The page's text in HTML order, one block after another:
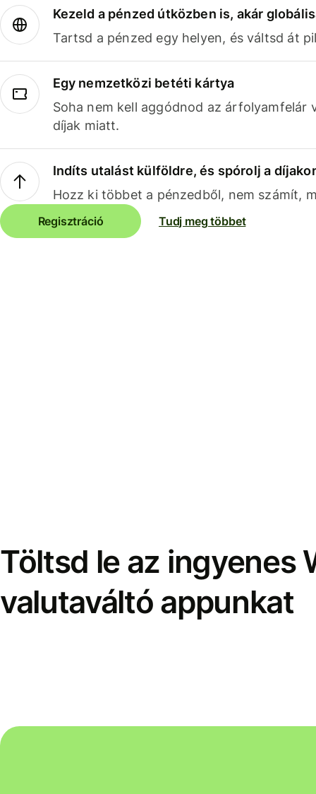
Kezeld a pénzed útközben is, akár
Tartsd a pénzed egy helyen, és váltsd át
Egy nemzetközi betéti kártya
Soha nem kell aggódnod az árfolyamfelár
díjak miatt.
Indíts utalást külföldre, és spórolj a
Hozz ki többet a pénzedből, nem számít,
Regisztráció Tudj meg többet
Töltsd le az ingyenes
valutaváltó appunkat